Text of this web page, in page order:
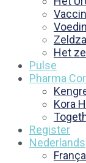
Het
Pulse
Pharma
Kora
Register
Nederlands